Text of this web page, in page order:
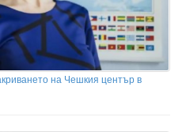
на Чешкия център в